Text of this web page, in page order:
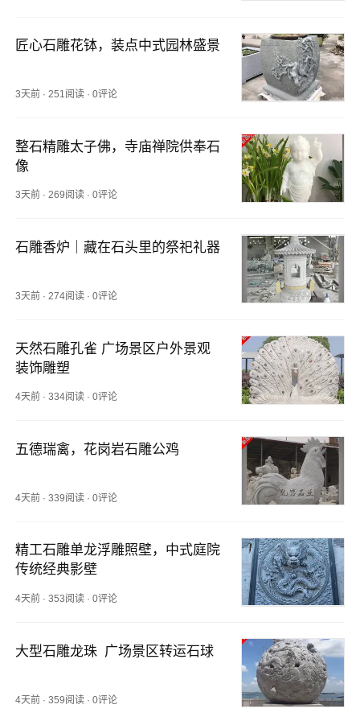
匠心石雕花钵，装点中式园林盛景
3天前 ·251阅读 ·0评论
整石精雕太子佛，寺庙禅院供奉石
像
3天前 ·269阅读 ·0评论
石雕香炉｜藏在石头里的祭祀礼器
3天前 ·274阅读 ·0评论
天然石雕孔雀 广场景区户外景观
装饰雕塑
4天前 ·334阅读 ·0评论
五德瑞禽，花岗岩石雕公鸡
4天前 ·339阅读 ·0评论
精工石雕单龙浮雕照壁，中式庭院
传统经典影壁
4天前 ·353阅读 ·0评论
大型石雕龙珠 广场景区转运石球
4天前 ·359阅读 ·0评论